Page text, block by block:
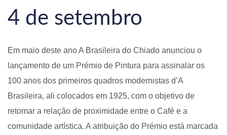
4 de setembro
Em maio deste ano A Brasileira do Chiado anunciou o
lançamento de um Prémio de Pintura para assinalar os
100 anos dos primeiros quadros modernistas d’A
Brasileira, ali colocados em 1925, com o objetivo de
retomar a relação de proximidade entre o Café e a
comunidade artística. A atribuição do Prémio está marcada